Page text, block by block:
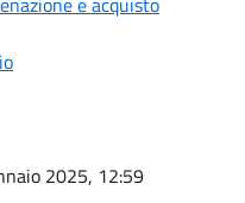
2025, 12:59